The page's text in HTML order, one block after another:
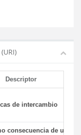
Descriptor
de intercambio
consecuencia de un